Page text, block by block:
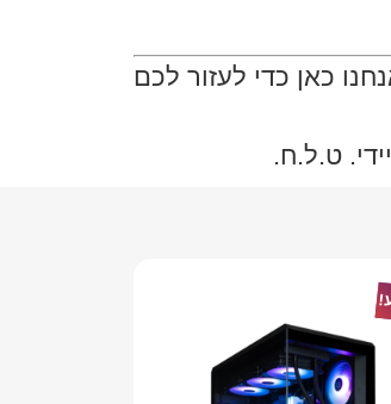
כאן כדי לעזור לכם
ט.ל.ח.